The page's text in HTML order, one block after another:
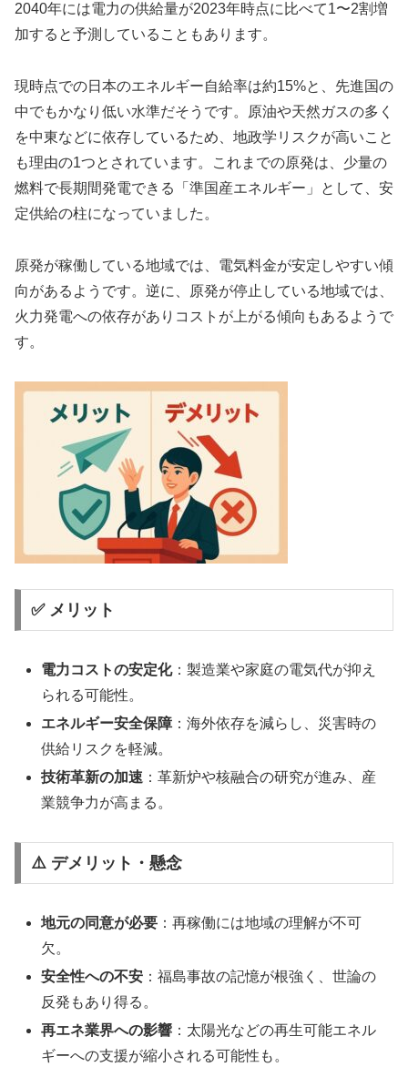
2040年には電力の供給量が2023年時点に比べて1〜2割増
加すると予測していることもあります。
現時点での日本のエネルギー自給率は約15%と、先進国の
中でもかなり低い水準だそうです。原油や天然ガスの多く
を中東などに依存しているため、地政学リスクが高いこと
も理由の1つとされています。これまでの原発は、少量の
燃料で長期間発電できる「準国産エネルギー」として、安
定供給の柱になっていました。
原発が稼働している地域では、電気料金が安定しやすい傾
向があるようです。逆に、原発が停止している地域では、
火力発電への依存がありコストが上がる傾向もあるようで
す。
✅ メリット
電力コストの安定化：製造業や家庭の電気代が抑え
られる可能性。
エネルギー安全保障 ：海外依存を減らし、災害時の
供給リスクを軽減。
技術革新の加速 ：革新炉や核融合の研究が進み、産
業競争力が高まる。
⚠️ デメリット・懸念
地元の同意が必要 ：再稼働には地域の理解が不可
欠。
安全性への不安 ：福島事故の記憶が根強く、世論の
反発もあり得る。
再エネ業界への影響 ：太陽光などの再生可能エネル
ギーへの支援が縮小される可能性も。